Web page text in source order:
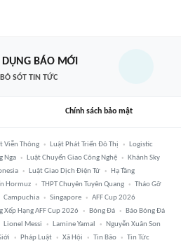
BÁO MỚI
SÓT TIN TỨC
Chính sách bảo mật
Viễn Thông Luật Phát Triển Đô Thị
Logistic
Nga Luật Chuyển Giao Công Nghệ
Khánh Sky
Luật Giao Dịch Điện Tử
Hạ Tầng
Hormuz THPT Chuyên Tuyên Quang
Tháo Gỡ
Campuchia Singapore
AFF Cup 2026
Xếp Hạng AFF Cup 2026 Bóng Đá
Báo Bóng Đá
Lionel Messi Lamine Yamal
Nguyễn Xuân Son
Pháp Luật Xã Hội Tin Bão Tin Tức